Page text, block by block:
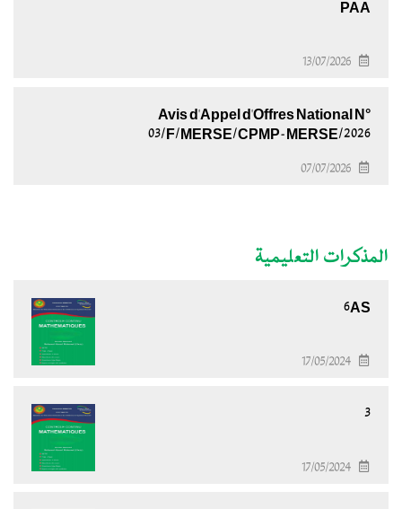
PAA
13/07/2026
Avis d'Appel d'Offres National N°
03/F/MERSE/CPMP-MERSE/2026
07/07/2026
المذكرات التعليمية
6AS
17/05/2024
3
17/05/2024